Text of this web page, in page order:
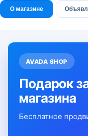
О магазине
AVADA SHOP
Подарок
магазина
Бесплатное